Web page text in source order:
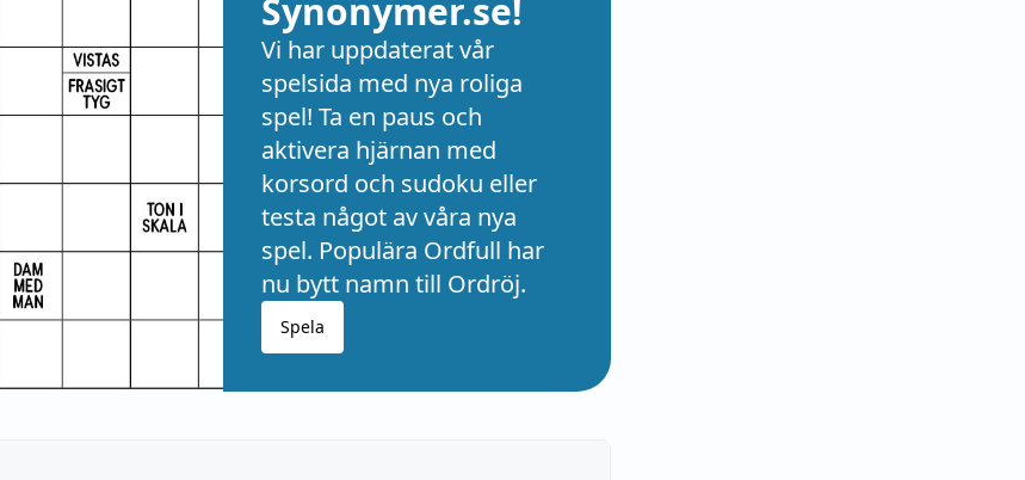
Synonymer.se!
Vi har uppdaterat vår
spelsida med nya roliga
spel! Ta en paus och
aktivera hjärnan med
korsord och sudoku eller
testa något av våra nya
spel. Populära Ordfull har
nu bytt namn till Ordröj.
Spela